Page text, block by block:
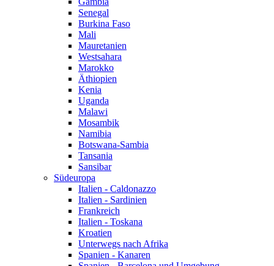
Senegal
Burkina Faso
Mali
Mauretanien
Westsahara
Marokko
Äthiopien
Kenia
Uganda
Malawi
Mosambik
Namibia
Botswana-Sambia
Tansania
Sansibar
Südeuropa
Italien - Caldonazzo
Italien - Sardinien
Frankreich
Italien - Toskana
Kroatien
Unterwegs nach Afrika
Spanien - Kanaren